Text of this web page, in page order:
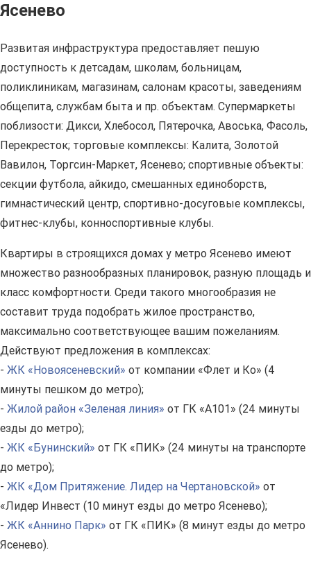
Ясенево
Развитая инфраструктура предоставляет пешую
доступность к детсадам, школам, больницам,
поликлиникам, магазинам, салонам красоты, заведениям
общепита, службам быта и пр. объектам. Супермаркеты
поблизости: Дикси, Хлебосол, Пятерочка, Авоська, Фасоль,
Перекресток; торговые комплексы: Калита, Золотой
Вавилон, Торгсин-Маркет, Ясенево; спортивные объекты:
секции футбола, айкидо, смешанных единоборств,
гимнастический центр, спортивно-досуговые комплексы,
фитнес-клубы, конноспортивные клубы.
Квартиры в строящихся домах у метро Ясенево имеют
множество разнообразных планировок, разную площадь и
класс комфортности. Среди такого многообразия не
составит труда подобрать жилое пространство,
максимально соответствующее вашим пожеланиям.
Действуют предложения в комплексах:
- ЖК «Новоясеневский» от компании «Флет и Ко» (4
минуты пешком до метро);
- Жилой район «Зеленая линия» от ГК «А101» (24 минуты
езды до метро);
- ЖК «Бунинский» от ГК «ПИК» (24 минуты на транспорте
до метро);
- ЖК «Дом Притяжение. Лидер на Чертановской» от
«Лидер Инвест (10 минут езды до метро Ясенево);
- ЖК «Аннино Парк» от ГК «ПИК» (8 минут езды до метро
Ясенево).